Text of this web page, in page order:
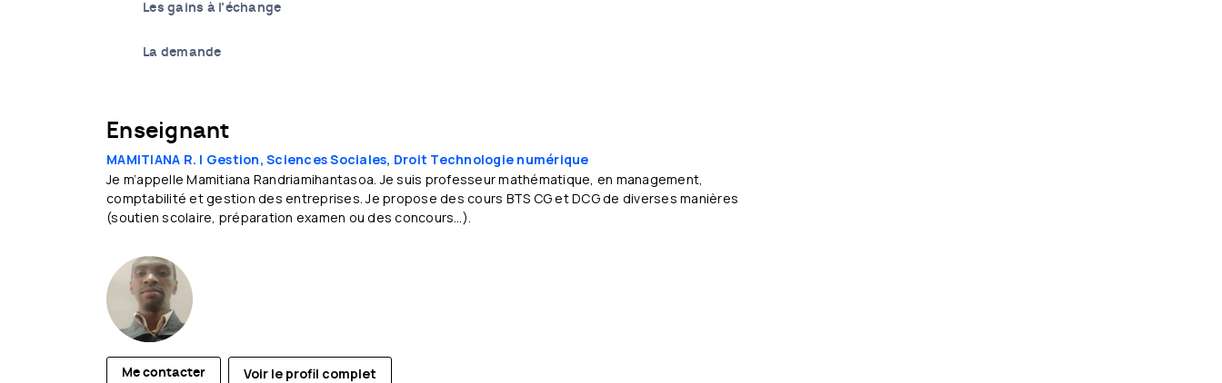
Les gains à l’échange
La demande
Enseignant
MAMITIANA R. | Gestion, Sciences Sociales, Droit Technologie numérique
Je m’appelle Mamitiana Randriamihantasoa. Je suis professeur mathématique, en management,
comptabilité et gestion des entreprises. Je propose des cours BTS CG et DCG de diverses manières
(soutien scolaire, préparation examen ou des concours…).
Me contacter Voir le profil complet